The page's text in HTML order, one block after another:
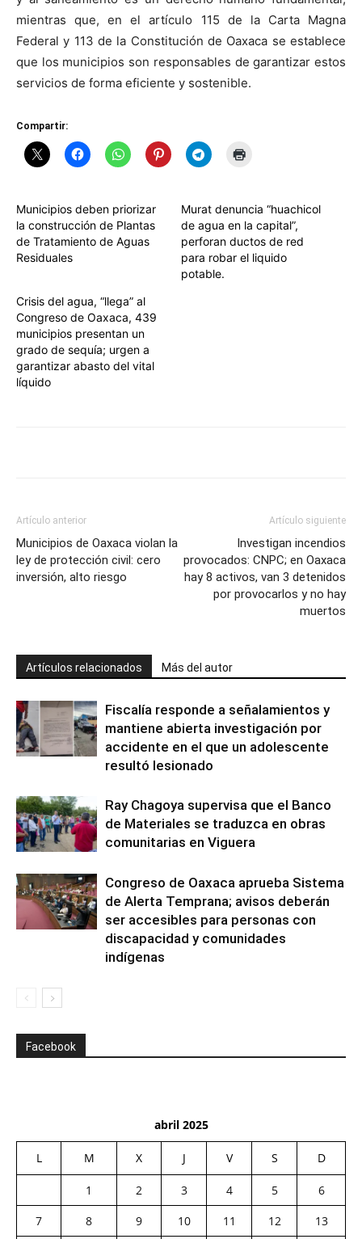
mientras que, en el artículo 115 de la Carta Magna
Federal y 113 de la Constitución de Oaxaca se establece
que los municipios son responsables de garantizar estos
servicios de forma eficiente y sostenible.
Compartir:
Municipios deben priorizar
la construcción de Plantas
de Tratamiento de Aguas
Residuales
Murat denuncia “huachicol
de agua en la capital”,
perforan ductos de red
para robar el liquido
potable.
Crisis del agua, “llega” al
Congreso de Oaxaca, 439
municipios presentan un
grado de sequía; urgen a
garantizar abasto del vital
líquido
Artículo anterior
Municipios de Oaxaca violan la
ley de protección civil: cero
inversión, alto riesgo
Artículo siguiente
Investigan incendios
provocados: CNPC; en Oaxaca
hay 8 activos, van 3 detenidos
por provocarlos y no hay
muertos
Artículos relacionados Más del autor
Fiscalía responde a señalamientos y
mantiene abierta investigación por
accidente en el que un adolescente
resultó lesionado
Ray Chagoya supervisa que el Banco
de Materiales se traduzca en obras
comunitarias en Viguera
Congreso de Oaxaca aprueba Sistema
de Alerta Temprana; avisos deberán
ser accesibles para personas con
discapacidad y comunidades
indígenas
Facebook
abril 2025
L M X J V S D
1 2 3 4 5
6
7
8 9 10 11 12
13